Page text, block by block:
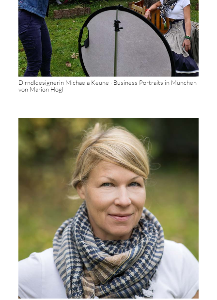
Dirndldesignerin Michaela Keune · Business Portraits in München
von Marion Hogl